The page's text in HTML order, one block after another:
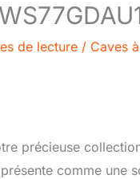
de lecture / Caves
précieuse
comme une